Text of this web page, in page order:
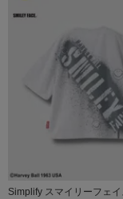
Simplify スマイリーフェイス バックプ